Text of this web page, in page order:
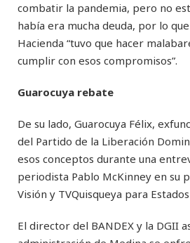
combatir la pandemia, pero no
había era mucha deuda, por lo
Hacienda “tuvo que hacer
cumplir con esos compromisos”.
Guarocuya rebate
De su lado, Guarocuya Félix,
del Partido de la Liberación
esos conceptos durante una
periodista Pablo McKinney en su
Visión y TVQuisqueya para
El director del BANDEX y la DGII